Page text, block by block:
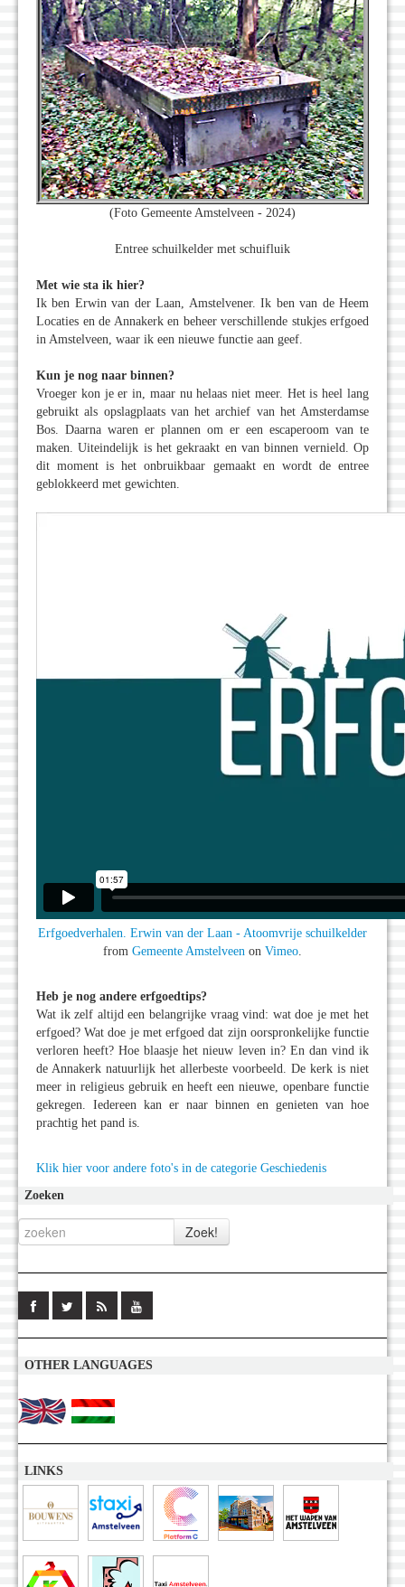
(Foto Gemeente Amstelveen - 2024)
Entree schuilkelder met schuifluik
Met wie sta ik hier?
Ik ben Erwin van der Laan, Amstelvener. Ik ben van de Heem
Locaties en de Annakerk en beheer verschillende stukjes erfgoed
in Amstelveen, waar ik een nieuwe functie aan geef.
Kun je nog naar binnen?
Vroeger kon je er in, maar nu helaas niet meer. Het is heel lang
gebruikt als opslagplaats van het archief van het Amsterdamse
Bos. Daarna waren er plannen om er een escaperoom van te
maken. Uiteindelijk is het gekraakt en van binnen vernield. Op
dit moment is het onbruikbaar gemaakt en wordt de entree
geblokkeerd met gewichten.
Erfgoedverhalen. Erwin van der Laan - Atoomvrije schuilkelder
from Gemeente Amstelveen on Vimeo.
Heb je nog andere erfgoedtips?
Wat ik zelf altijd een belangrijke vraag vind: wat doe je met het
erfgoed? Wat doe je met erfgoed dat zijn oorspronkelijke functie
verloren heeft? Hoe blaasje het nieuw leven in? En dan vind ik
de Annakerk natuurlijk het allerbeste voorbeeld. De kerk is niet
meer in religieus gebruik en heeft een nieuwe, openbare functie
gekregen. Iedereen kan er naar binnen en genieten van hoe
prachtig het pand is.
Klik hier voor andere foto's in de categorie Geschiedenis
Zoeken
OTHER LANGUAGES
LINKS